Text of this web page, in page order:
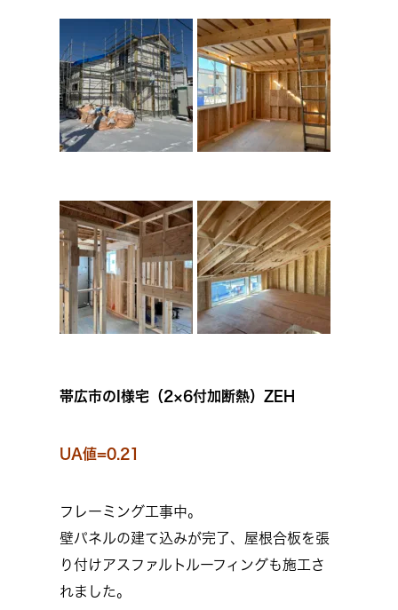
帯広市のI様宅（2×6付加断熱）ZEH
UA値=0.21
フレーミング工事中。
壁パネルの建て込みが完了、屋根合板を張
り付けアスファルトルーフィングも施工さ
れました。